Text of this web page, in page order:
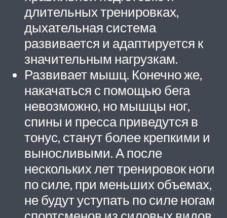
длительных тренировках,
дыхательная система
развивается и адаптируется к
значительным нагрузкам.
Развивает мышц. Конечно же,
накачаться с помощью бега
невозможно, но мышцы ног,
спины и пресса приведутся в
тонус, станут более крепкими и
выносливыми. А после
нескольких лет тренировок ноги
по силе, при меньших объемах,
не будут уступать по силе ногам